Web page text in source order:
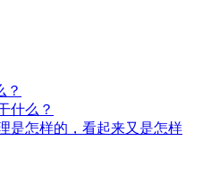
？
什么？
是怎样的，看起来又是怎样